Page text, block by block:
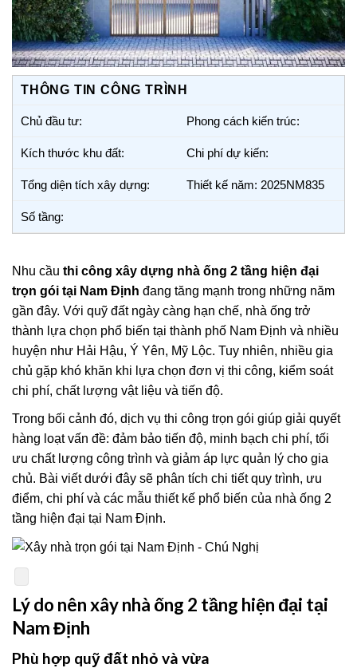
THÔNG TIN CÔNG TRÌNH
Chủ đầu tư: Phong cách kiến trúc:
Kích thước khu đất: Chi phí dự kiến:
Tổng diện tích xây dựng: Thiết kế năm: 2025NM835
Số tầng:
Nhu cầu thi công xây dựng nhà ống 2 tầng hiện đại
trọn gói tại Nam Định đang tăng mạnh trong những năm
gần đây. Với quỹ đất ngày càng hạn chế, nhà ống trở
thành lựa chọn phổ biến tại thành phố Nam Định và nhiều
huyện như Hải Hậu, Ý Yên, Mỹ Lộc. Tuy nhiên, nhiều gia
chủ gặp khó khăn khi lựa chọn đơn vị thi công, kiểm soát
chi phí, chất lượng vật liệu và tiến độ.
Trong bối cảnh đó, dịch vụ thi công trọn gói giúp giải quyết
hàng loạt vấn đề: đảm bảo tiến độ, minh bạch chi phí, tối
ưu chất lượng công trình và giảm áp lực quản lý cho gia
chủ. Bài viết dưới đây sẽ phân tích chi tiết quy trình, ưu
điểm, chi phí và các mẫu thiết kế phổ biến của nhà ống 2
tầng hiện đại tại Nam Định.
Lý do nên xây nhà ống 2 tầng hiện đại tại
Nam Định
Phù hợp quỹ đất nhỏ và vừa